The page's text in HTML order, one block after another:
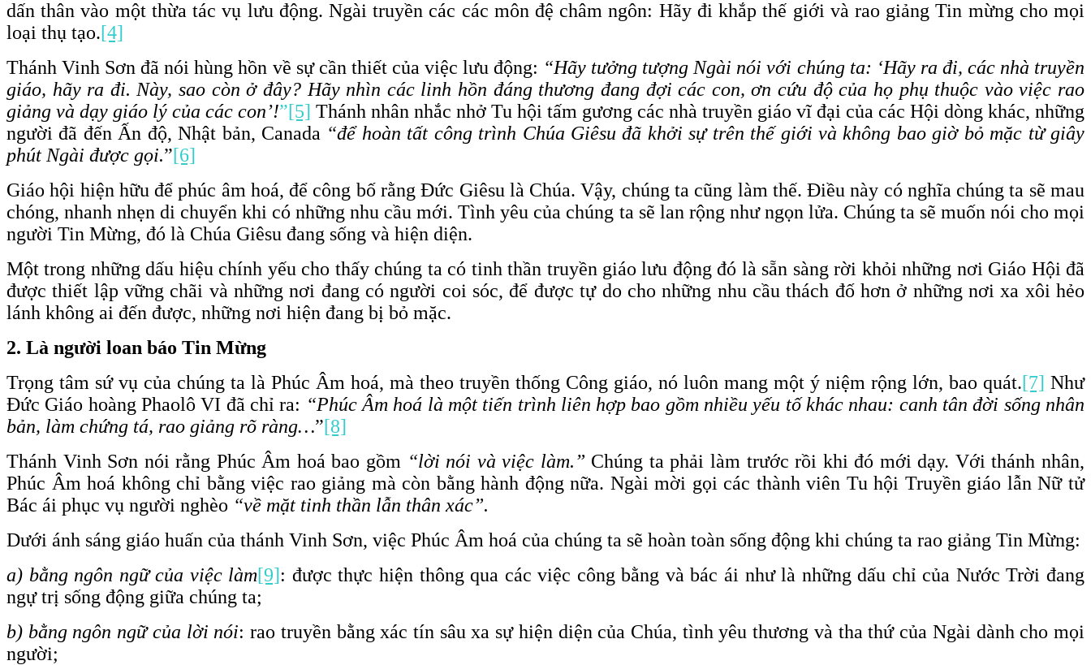
dấn thân vào một thừa tác vụ lưu động. Ngài truyền các các môn đệ châm ngôn: Hãy đi khắp thế giới và rao giảng Tin mừng cho mọi
loại thụ tạo.[4]
Thánh Vinh Sơn đã nói hùng hồn về sự cần thiết của việc lưu động: “Hãy tưởng tượng Ngài nói với chúng ta: ‘Hãy ra đi, các nhà truyền
giáo, hãy ra đi. Này, sao còn ở đây? Hãy nhìn các linh hồn đáng thương đang đợi các con, ơn cứu độ của họ phụ thuộc vào việc rao
giảng và dạy giáo lý của các con’!”[5] Thánh nhân nhắc nhở Tu hội tấm gương các nhà truyền giáo vĩ đại của các Hội dòng khác, những
người đã đến Ấn độ, Nhật bản, Canada “để hoàn tất công trình Chúa Giêsu đã khởi sự trên thế giới và không bao giờ bỏ mặc từ giây
phút Ngài được gọi.”[6]
Giáo hội hiện hữu để phúc âm hoá, để công bố rằng Đức Giêsu là Chúa. Vậy, chúng ta cũng làm thế. Điều này có nghĩa chúng ta sẽ mau
chóng, nhanh nhẹn di chuyển khi có những nhu cầu mới. Tình yêu của chúng ta sẽ lan rộng như ngọn lửa. Chúng ta sẽ muốn nói cho mọi
người Tin Mừng, đó là Chúa Giêsu đang sống và hiện diện.
Một trong những dấu hiệu chính yếu cho thấy chúng ta có tinh thần truyền giáo lưu động đó là sẵn sàng rời khỏi những nơi Giáo Hội đã
được thiết lập vững chãi và những nơi đang có người coi sóc, để được tự do cho những nhu cầu thách đố hơn ở những nơi xa xôi hẻo
lánh không ai đến được, những nơi hiện đang bị bỏ mặc.
2. Là người loan báo Tin Mừng
Trọng tâm sứ vụ của chúng ta là Phúc Âm hoá, mà theo truyền thống Công giáo, nó luôn mang một ý niệm rộng lớn, bao quát.[7] Như
Đức Giáo hoàng Phaolô VI đã chỉ ra: “Phúc Âm hoá là một tiến trình liên hợp bao gồm nhiều yếu tố khác nhau: canh tân đời sống nhân
bản, làm chứng tá, rao giảng rõ ràng…”[8]
Thánh Vinh Sơn nói rằng Phúc Âm hoá bao gồm “lời nói và việc làm.” Chúng ta phải làm trước rồi khi đó mới dạy. Với thánh nhân,
Phúc Âm hoá không chỉ bằng việc rao giảng mà còn bằng hành động nữa. Ngài mời gọi các thành viên Tu hội Truyền giáo lẫn Nữ tử
Bác ái phục vụ người nghèo “về mặt tinh thần lẫn thân xác”.
Dưới ánh sáng giáo huấn của thánh Vinh Sơn, việc Phúc Âm hoá của chúng ta sẽ hoàn toàn sống động khi chúng ta rao giảng Tin Mừng:
a) bằng ngôn ngữ của việc làm[9]: được thực hiện thông qua các việc công bằng và bác ái như là những dấu chỉ của Nước Trời đang
ngự trị sống động giữa chúng ta;
b) bằng ngôn ngữ của lời nói: rao truyền bằng xác tín sâu xa sự hiện diện của Chúa, tình yêu thương và tha thứ của Ngài dành cho mọi
người;